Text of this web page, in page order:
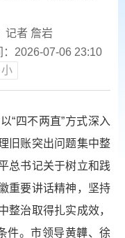
记者 詹岩
：2026-07-06 23:10
小
“四不两直”方式深入
旧账突出问题集中整
总书记关于树立和践
重要讲话精神，坚持
整治取得扎实成效，
件。市领导黄韡、徐